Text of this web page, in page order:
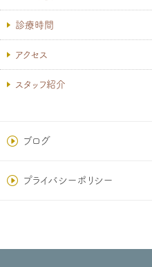
診療時間
アクセス
スタッフ紹介
ブログ
プライバシーポリシー